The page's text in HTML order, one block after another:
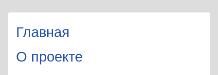
Главная
О проекте